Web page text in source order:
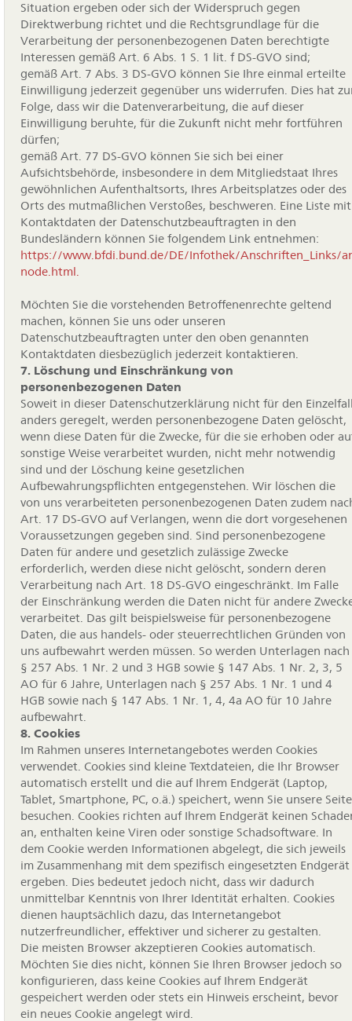
Situation ergeben oder sich der Widerspruch gegen
Direktwerbung richtet und die Rechtsgrundlage für die
Verarbeitung der personenbezogenen Daten berechtigte
Interessen gemäß Art. 6 Abs. 1 S. 1 lit. f DS-GVO sind;
gemäß Art. 7 Abs. 3 DS-GVO können Sie Ihre einmal erteilte
Einwilligung jederzeit gegenüber uns widerrufen. Dies hat
Folge, dass wir die Datenverarbeitung, die auf dieser
Einwilligung beruhte, für die Zukunft nicht mehr fortführen
dürfen;
gemäß Art. 77 DS-GVO können Sie sich bei einer
Aufsichtsbehörde, insbesondere in dem Mitgliedstaat Ihres
gewöhnlichen Aufenthaltsorts, Ihres Arbeitsplatzes oder des
Orts des mutmaßlichen Verstoßes, beschweren. Eine Liste mit
Kontaktdaten der Datenschutzbeauftragten in den
Bundesländern können Sie folgendem Link entnehmen:
https://www.bfdi.bund.de/DE/Infothek/Anschriften_Links/
node.html.
Möchten Sie die vorstehenden Betroffenenrechte geltend
machen, können Sie uns oder unseren
Datenschutzbeauftragten unter den oben genannten
Kontaktdaten diesbezüglich jederzeit kontaktieren.
7. Löschung und Einschränkung von
personenbezogenen Daten
Soweit in dieser Datenschutzerklärung nicht für den
anders geregelt, werden personenbezogene Daten gelöscht,
wenn diese Daten für die Zwecke, für die sie erhoben oder
sonstige Weise verarbeitet wurden, nicht mehr notwendig
sind und der Löschung keine gesetzlichen
Aufbewahrungspflichten entgegenstehen. Wir löschen die
von uns verarbeiteten personenbezogenen Daten zudem
Art. 17 DS-GVO auf Verlangen, wenn die dort vorgesehenen
Voraussetzungen gegeben sind. Sind personenbezogene
Daten für andere und gesetzlich zulässige Zwecke
erforderlich, werden diese nicht gelöscht, sondern deren
Verarbeitung nach Art. 18 DS-GVO eingeschränkt. Im Falle
der Einschränkung werden die Daten nicht für andere
verarbeitet. Das gilt beispielsweise für personenbezogene
Daten, die aus handels- oder steuerrechtlichen Gründen von
uns aufbewahrt werden müssen. So werden Unterlagen nach
§ 257 Abs. 1 Nr. 2 und 3 HGB sowie § 147 Abs. 1 Nr. 2, 3, 5
AO für 6 Jahre, Unterlagen nach § 257 Abs. 1 Nr. 1 und 4
HGB sowie nach § 147 Abs. 1 Nr. 1, 4, 4a AO für 10 Jahre
aufbewahrt.
8. Cookies
Im Rahmen unseres Internetangebotes werden Cookies
verwendet. Cookies sind kleine Textdateien, die Ihr Browser
automatisch erstellt und die auf Ihrem Endgerät (Laptop,
Tablet, Smartphone, PC, o.ä.) speichert, wenn Sie unsere Seite
besuchen. Cookies richten auf Ihrem Endgerät keinen
an, enthalten keine Viren oder sonstige Schadsoftware. In
dem Cookie werden Informationen abgelegt, die sich jeweils
im Zusammenhang mit dem spezifisch eingesetzten Endgerät
ergeben. Dies bedeutet jedoch nicht, dass wir dadurch
unmittelbar Kenntnis von Ihrer Identität erhalten. Cookies
dienen hauptsächlich dazu, das Internetangebot
nutzerfreundlicher, effektiver und sicherer zu gestalten.
Die meisten Browser akzeptieren Cookies automatisch.
Möchten Sie dies nicht, können Sie Ihren Browser jedoch so
konfigurieren, dass keine Cookies auf Ihrem Endgerät
gespeichert werden oder stets ein Hinweis erscheint, bevor
ein neues Cookie angelegt wird.